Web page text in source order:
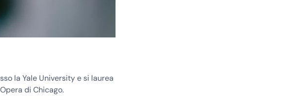
la Yale University e si laurea
di Chicago.